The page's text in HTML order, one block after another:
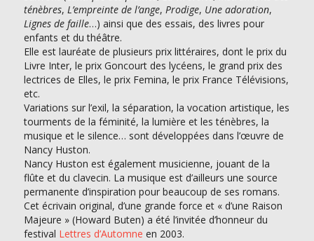
ténèbres, L’empreinte de l’ange, Prodige, Une adoration,
Lignes de faille…) ainsi que des essais, des livres pour
enfants et du théâtre.
Elle est lauréate de plusieurs prix littéraires, dont le prix du
Livre Inter, le prix Goncourt des lycéens, le grand prix des
lectrices de Elles, le prix Femina, le prix France Télévisions,
etc.
Variations sur l’exil, la séparation, la vocation artistique, les
tourments de la féminité, la lumière et les ténèbres, la
musique et le silence… sont développées dans l’œuvre de
Nancy Huston.
Nancy Huston est également musicienne, jouant de la
flûte et du clavecin. La musique est d’ailleurs une source
permanente d’inspiration pour beaucoup de ses romans.
Cet écrivain original, d’une grande force et « d’une Raison
Majeure » (Howard Buten) a été l’invitée d’honneur du
festival Lettres d’Automne en 2003.